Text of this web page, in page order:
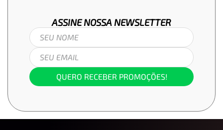
ASSINE NOSSA NEWSLETTER
QUERO RECEBER PROMOÇÕES!